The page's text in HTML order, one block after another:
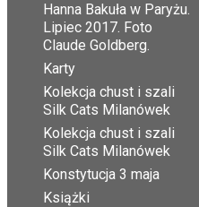
Hanna Bakuła w Paryżu.
Lipiec 2017. Foto
Claude Goldberg.
Karty
Kolekcja chust i szali
Silk Cats Milanówek
Kolekcja chust i szali
Silk Cats Milanówek
Konstytucja 3 maja
Książki